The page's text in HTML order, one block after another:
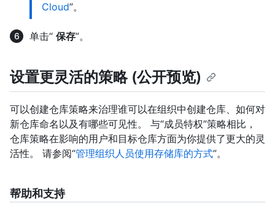
Cloud”。
单击“ 保存”。
设置更灵活的策略 (公开预览)
可以创建仓库策略来治理谁可以在组织中创建仓库、如何对
新仓库命名以及有哪些可见性。 与“成员特权”策略相比，
仓库策略在影响的用户和目标仓库方面为你提供了更大的灵
活性。 请参阅“管理组织人员使用存储库的方式”。
帮助和支持